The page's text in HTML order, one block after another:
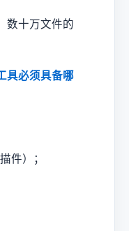
数十万文件的
具必须具备哪
件）；